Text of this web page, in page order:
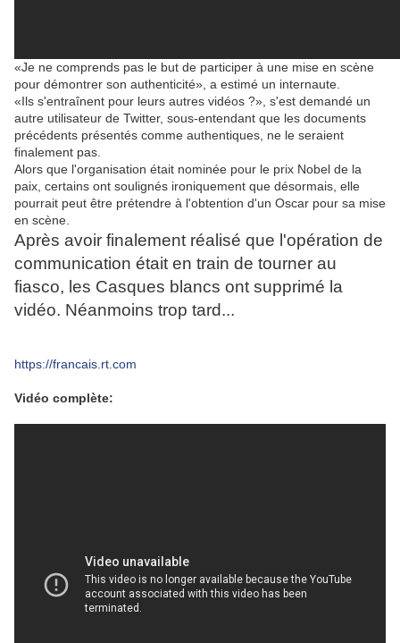
«Je ne comprends pas le but de participer à une mise en scène
pour démontrer son authenticité», a estimé un internaute.
«Ils s'entraînent pour leurs autres vidéos ?», s'est demandé un
autre utilisateur de Twitter, sous-entendant que les documents
précédents présentés comme authentiques, ne le seraient
finalement pas.
Alors que l'organisation était nominée pour le prix Nobel de la
paix, certains ont soulignés ironiquement que désormais, elle
pourrait peut être prétendre à l'obtention d'un Oscar pour sa mise
en scène.
Après avoir finalement réalisé que l'opération de
communication était en train de tourner au
fiasco, les Casques blancs ont supprimé la
vidéo. Néanmoins trop tard...
https://francais.rt.com
Vidéo complète: